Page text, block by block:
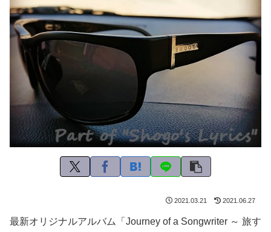
2021.03.21 2021.06.27
最新オリジナルアルバム「Journey of a Songwriter ～ 旅す